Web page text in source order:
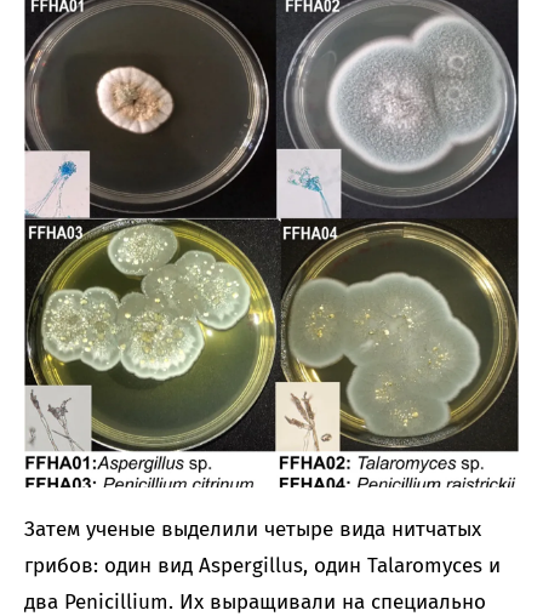
Затем ученые выделили четыре вида нитчатых
грибов: один вид Aspergillus, один Talaromyces и
два Penicillium. Их выращивали на специально